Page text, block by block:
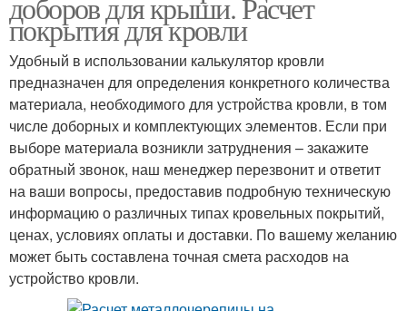
покрытия для кровли
Удобный в использовании калькулятор кровли
предназначен для определения конкретного количества
материала, необходимого для устройства кровли, в том
числе доборных и комплектующих элементов. Если при
выборе материала возникли затруднения – закажите
обратный звонок, наш менеджер перезвонит и ответит
на ваши вопросы, предоставив подробную техническую
информацию о различных типах кровельных покрытий,
ценах, условиях оплаты и доставки. По вашему желанию
может быть составлена точная смета расходов на
устройство кровли.